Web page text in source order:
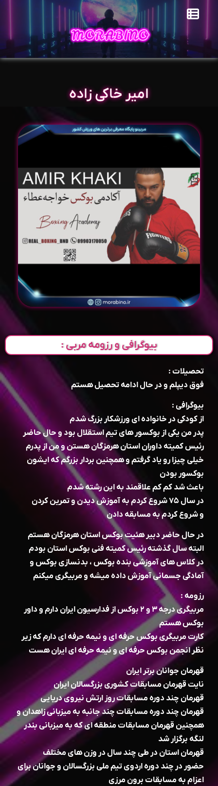
امیر خاکی زاده
بیوگرافی و رزومه مربی :
تحصیلات :
فوق دیپلم و در حال ادامه تحصیل هستم
بیوگرافی :
از کودکی در خانواده ای ورزشکار بزرگ شدم
پدر من یکی از بوکسور های تیم استقلال بود و حال حاضر
رئیس کمیته داوران استان هرمزگان هستن و من از پدرم
خیلی چیزا رو یاد گرفتم و همچنین بردار بزرگم که ایشون
بوکسور بودن
باعث شد کم کم علاقمند به این رشته شدم
در سال ۷۵ شروع کردم به آموزش دیدن و تمرین کردن
و شروع کردم به مسابقه دادن
در حال حاضر دبیر هئیت بوکس استان هرمزگان هستم
البته سال گذشته رئیس کمیته فنی بوکس استان بودم
در کلاس های آموزشی بنده بوکس ، بدنسازی بوکس و
آمادگی جسمانی آموزش داده میشه و مربیگری میکنم
رزومه :
مربیگری درجه ۳ و ۲ بوکس از فدارسیون ایران دارم و داور
بوکس هستم
کارت مربیگری بوکس حرفه ای و نیمه حرفه ای دارم که زیر
نظر انجمن بوکس حرفه ای و نیمه حرفه ای ایران هست
قهرمان جوانان برتر ایران
نایت قهرمان مسابقات کشوری بزرگسالان ایران
قهرمان چند دوره مسابقات روز ارتش نیروی دریایی
قهرمان چند دوره مسابقات چند جانبه به میزبانی زاهدان و
همچنین قهرمان مسابقات منطقه ای که به میزبانی بندر
لنگه برگزار شد
قهرمان استان در طی چند سال در وزن های مختلف
حضور در چند دوره اردوی تیم ملی بزرگسالان و جوانان برای
اعزام به مسابقات برون مرزی